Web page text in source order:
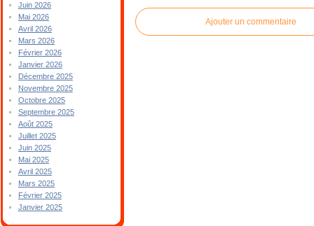
Juin 2026
Mai 2026
Avril 2026
Mars 2026
Février 2026
Janvier 2026
Décembre 2025
Novembre 2025
Octobre 2025
Septembre 2025
Août 2025
Juillet 2025
Juin 2025
Mai 2025
Avril 2025
Mars 2025
Février 2025
Janvier 2025
Ajouter un commentaire